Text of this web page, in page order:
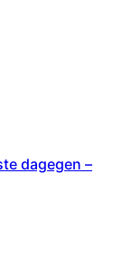
dagegen –